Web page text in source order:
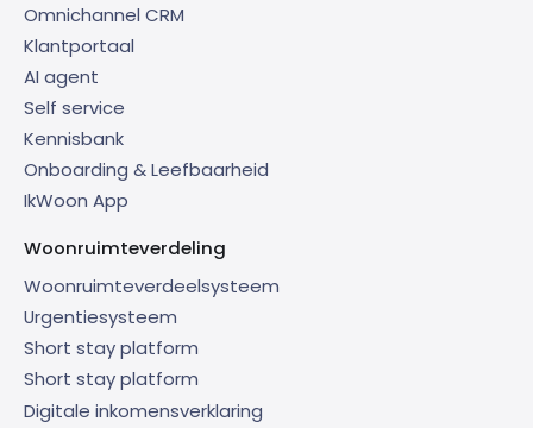
Omnichannel CRM
Klantportaal
AI agent
Self service
Kennisbank
Onboarding & Leefbaarheid
IkWoon App
Woonruimteverdeling
Woonruimteverdeelsysteem
Urgentiesysteem
Short stay platform
Short stay platform
Digitale inkomensverklaring